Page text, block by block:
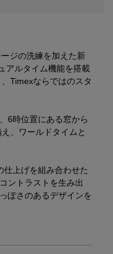
ジの洗練を加えた新
アルタイム機能を搭載
Timexならではのスタ
6時位置にある窓から
、ワールドタイムと
仕上げを組み合わせた
ントラストを生み出
ぽさのあるデザインを